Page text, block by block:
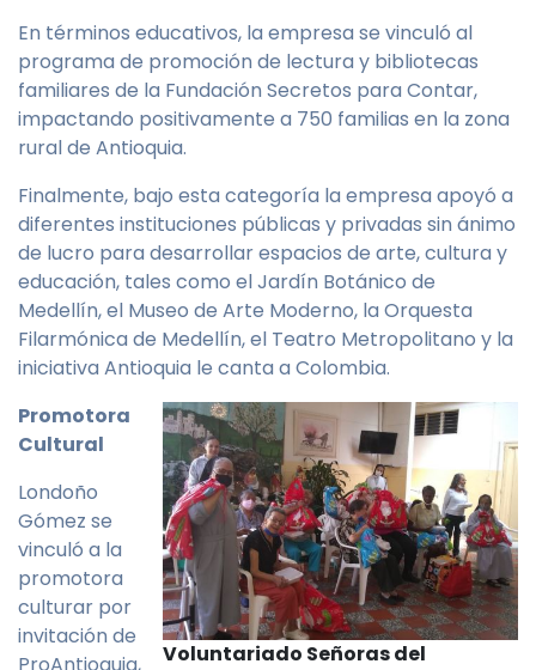
En términos educativos, la empresa se vinculó al
programa de promoción de lectura y bibliotecas
familiares de la Fundación Secretos para Contar,
impactando positivamente a 750 familias en la zona
rural de Antioquia.
Finalmente, bajo esta categoría la empresa apoyó a
diferentes instituciones públicas y privadas sin ánimo
de lucro para desarrollar espacios de arte, cultura y
educación, tales como el Jardín Botánico de
Medellín, el Museo de Arte Moderno, la Orquesta
Filarmónica de Medellín, el Teatro Metropolitano y la
iniciativa Antioquia le canta a Colombia.
Voluntariado Señoras del
Promotora
Cultural
Londoño
Gómez se
vinculó a la
promotora
culturar por
invitación de